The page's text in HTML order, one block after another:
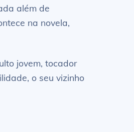
além de
na novela,
jovem, tocador
o seu vizinho